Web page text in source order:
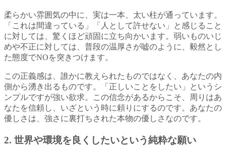
柔らかい雰囲気の中に、実は一本、太い柱が通っています。
「これは間違っている」「人として許せない」と感じること
に対しては、驚くほど頑固に立ち向かいます。弱いものいじ
めや不正に対しては、普段の温厚さが嘘のように、毅然とし
た態度でNOを突きつけます。
この正義感は、誰かに教えられたものではなく、あなたの内
側から湧き出るものです。「正しいことをしたい」というシ
ンプルですが強い欲求。この信念があるからこそ、周りはあ
なたを信頼し、いざという時に頼りにするのです。あなたの
優しさは、強さに裏打ちされた本物の優しさなのです。
2. 世界や環境を良くしたいという純粋な願い